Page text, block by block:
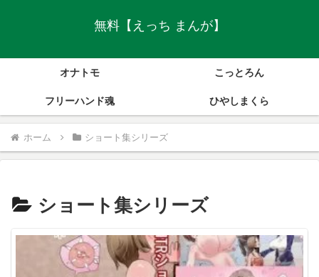
無料【えっち まんが】
オナトモ こっとろん
フリーハンド魂 ひやしまくら
ホーム ショート集シリーズ
ショート集シリーズ